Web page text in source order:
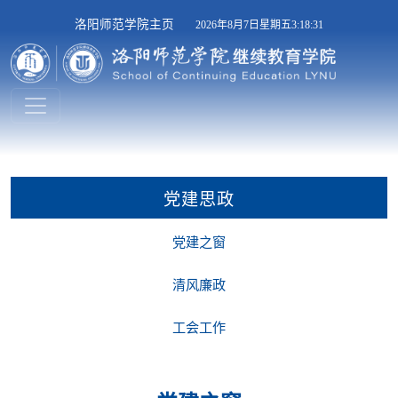
洛阳师范学院主页 2026年8月7日星期五3:18:31
党建思政
党建之窗
清风廉政
工会工作